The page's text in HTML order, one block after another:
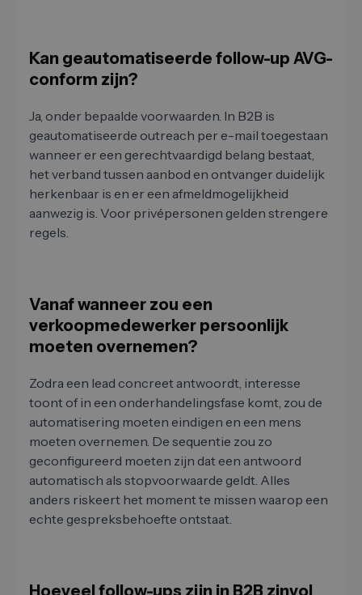
Kan geautomatiseerde follow-up AVG-
conform zijn?
Ja, onder bepaalde voorwaarden. In B2B is
geautomatiseerde outreach per e-mail toegestaan
wanneer er een gerechtvaardigd belang bestaat,
het verband tussen aanbod en ontvanger duidelijk
herkenbaar is en er een afmeldmogelijkheid
aanwezig is. Voor privépersonen gelden strengere
regels.
Vanaf wanneer zou een
verkoopmedewerker persoonlijk
moeten overnemen?
Zodra een lead concreet antwoordt, interesse
toont of in een onderhandelingsfase komt, zou de
automatisering moeten eindigen en een mens
moeten overnemen. De sequentie zou zo
geconfigureerd moeten zijn dat een antwoord
automatisch als stopvoorwaarde geldt. Alles
anders riskeert het moment te missen waarop een
echte gespreksbehoefte ontstaat.
Hoeveel follow-ups zijn in B2B zinvol